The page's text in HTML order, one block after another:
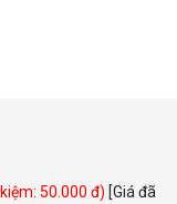
50.000 đ) [Giá đã